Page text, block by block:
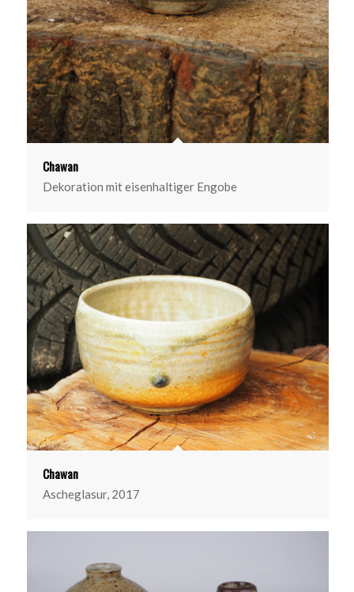
Chawan
Dekoration mit eisenhaltiger Engobe
Chawan
Ascheglasur, 2017